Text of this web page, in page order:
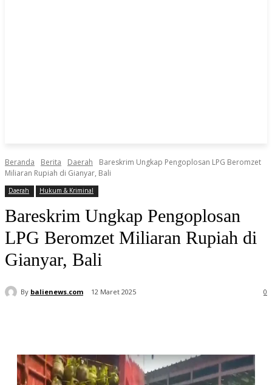
Beranda Berita Daerah
Bareskrim Ungkap Pengoplosan LPG Beromzet
Miliaran Rupiah di Gianyar, Bali
Daerah Hukum & Kriminal
Bareskrim Ungkap Pengoplosan
LPG Beromzet Miliaran Rupiah di
Gianyar, Bali
By balienews.com 12 Maret 2025 0